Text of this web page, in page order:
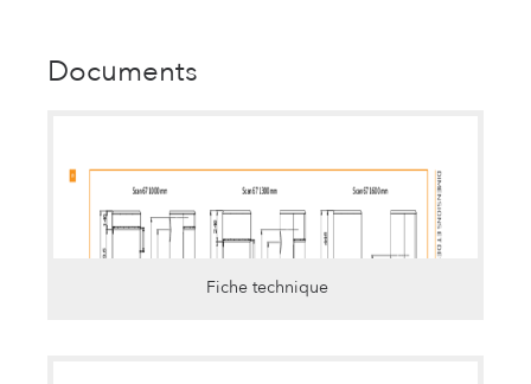
Documents
Fiche technique